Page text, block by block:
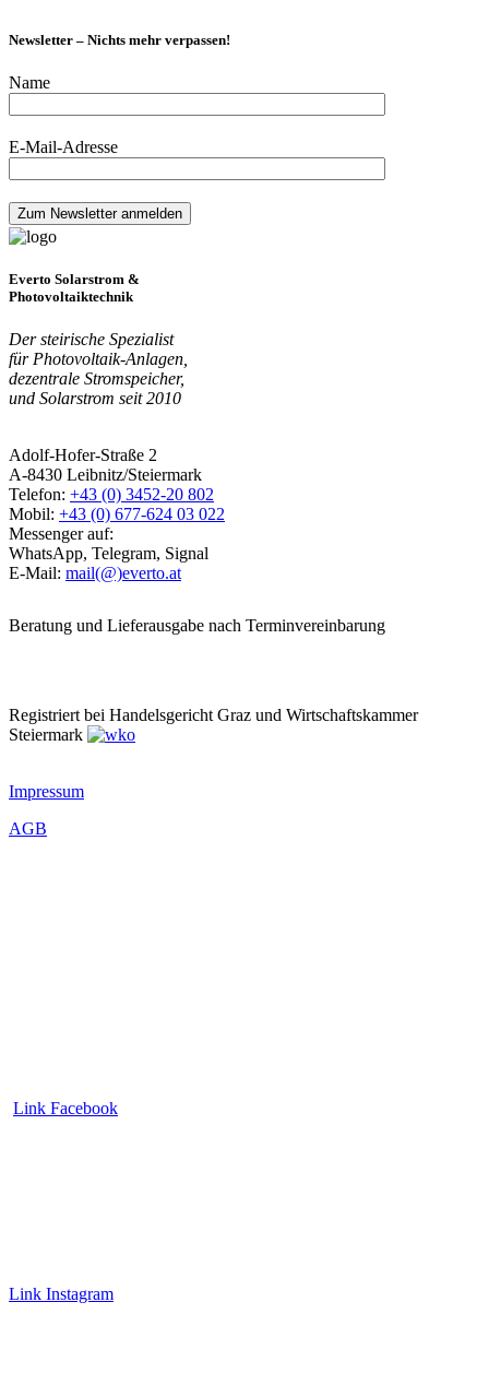
Newsletter – Nichts mehr verpassen!
Name
E-Mail-Adresse
Everto Solarstrom &
Photovoltaiktechnik
Der steirische Spezialist
für Photovoltaik-Anlagen,
dezentrale Stromspeicher,
und Solarstrom seit 2010
Adolf-Hofer-Straße 2
A-8430 Leibnitz/Steiermark
Telefon: +43 (0) 3452-20 802
Mobil: +43 (0) 677-624 03 022
Messenger auf:
WhatsApp, Telegram, Signal
E-Mail: mail(@)everto.at
Beratung und Lieferausgabe nach Terminvereinbarung
Registriert bei Handelsgericht Graz und Wirtschaftskammer
Steiermark
Impressum
AGB
Link Facebook
Link Instagram